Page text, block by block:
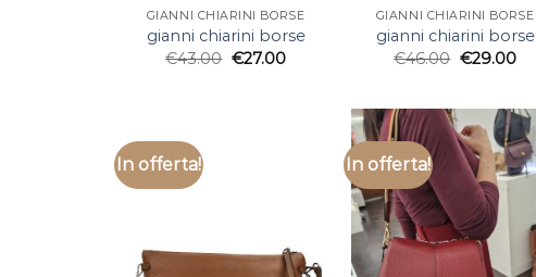
GIANNI CHIARINI BORSE
gianni chiarini borse
€43.00 €27.00
GIANNI CHIARINI BORSE
gianni chiarini borse
€46.00 €29.00
In offerta! In offerta!